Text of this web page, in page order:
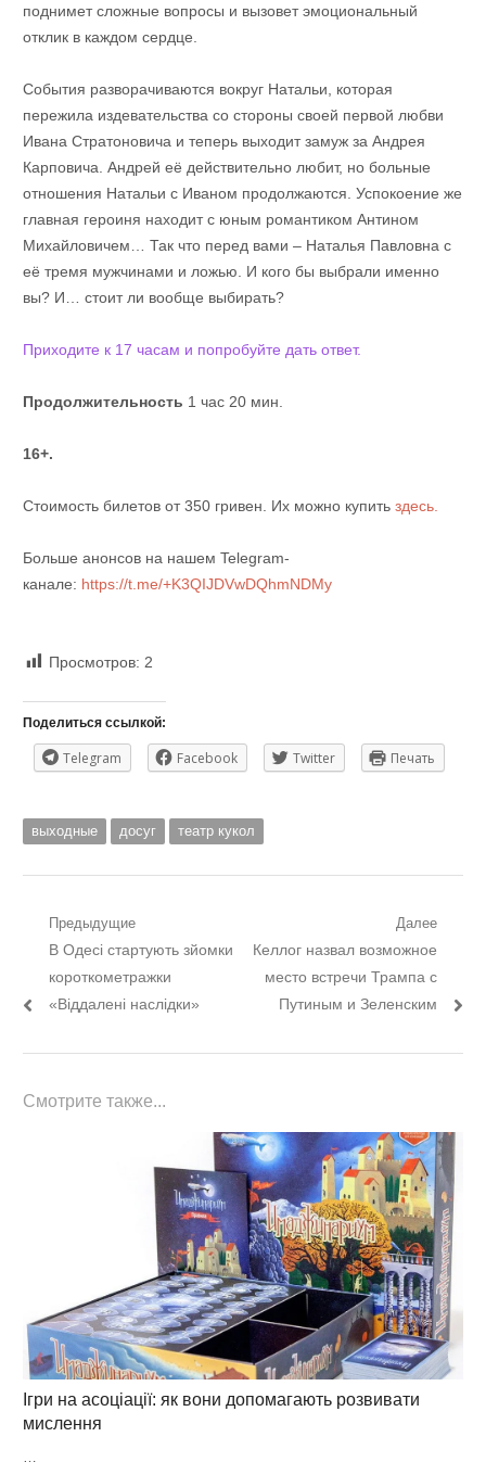
поднимет сложные вопросы и вызовет эмоциональный
отклик в каждом сердце.
События разворачиваются вокруг Натальи, которая
пережила издевательства со стороны своей первой любви
Ивана Стратоновича и теперь выходит замуж за Андрея
Карповича. Андрей её действительно любит, но больные
отношения Натальи с Иваном продолжаются. Успокоение же
главная героиня находит с юным романтиком Антином
Михайловичем… Так что перед вами – Наталья Павловна с
её тремя мужчинами и ложью. И кого бы выбрали именно
вы? И… стоит ли вообще выбирать?
Приходите к 17 часам и попробуйте дать ответ.
Продолжительность 1 час 20 мин.
16+.
Стоимость билетов от 350 гривен. Их можно купить здесь.
Больше анонсов на нашем Telegram-
канале: https://t.me/+K3QIJDVwDQhmNDMy
Просмотров: 2
Поделиться ссылкой:
Telegram Facebook Twitter Печать
выходные досуг театр кукол
Навигация
записям
Предыдущие
Предыдущий
пост:
В Одесі стартують зйомки
короткометражки
«Віддалені наслідки»
Далее
Следующий
пост:
Келлог назвал возможное
место встречи Трампа с
Путиным и Зеленским
Смотрите также...
Ігри на асоціації: як вони допомагають розвивати
мислення
…